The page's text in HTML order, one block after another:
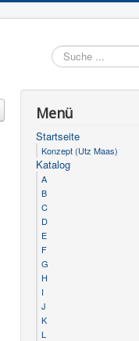
Menü
Startseite
Konzept (Utz Maas)
Katalog
A
B
C
D
E
F
G
H
I
J
K
L